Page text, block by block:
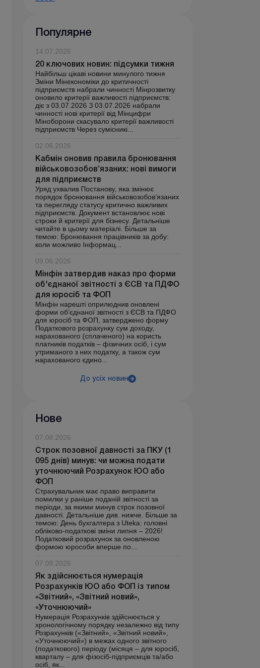
Популярне
14.07.2026
20 ключових новин: підсумки тижня
Найбільш цікаві новини минулого тижня
Зміни Мінекономіки до критичності
підприємств набрали чинності Мінрозвитку
оновило критерії важливості підприємств:
діє з 03.07.2026 З 03.07.2026 набрали
чинності нові критерії від Мінцифри
Міноборони скасувало критерії важливості
підприємств Через сумісникі...
02.06.2026
Кабмін оновив правила бронювання
військовозобов’язаних: нові вимоги
для підприємств
Уряд ухвалив Постанову, яка змінює
порядок бронювання військовозобов’язаних
та перегляду статусу критично важливих
підприємств. Документ встановлює нові
строки й критерії для бізнесу. Детальніше
читайте в цьому матеріалі. Більше за
темою: Бронювання працівників за добу:
коли можливо Інформац...
09.06.2026
Мінфін затвердив наказ про форми
об'єднаної звітності з ЄСВ та ПДФО
для юросіб та ФОП
Мінфін нарешті оприлюднив оновлені
форми об’єднаної звітності з ЄСВ та ПДФО
для юросіб та ФОП, затверджено форму
Податкового розрахунку сум доходу,
нарахованого (сплаченого) на користь
платників податків – фізичних осіб, і сум
утриманого з них податку, а також сум
нарахованого єдино...
До усіх новин
Нове
07.08.2026
Строк позовної давності за ПКУ (1
095 днів) минув: чи можна подати
уточнюючий Розрахунок ЮО або
ФОП
Страхувальник має право виправити
помилки у раніше поданій звітності за
періоди, за якими минув строк позовної
давності. Детальніше див. нижче. Більше за
темою: День бухгалтера з Uteka: головні
обліково-податкові зміни липня – 2026!
Податковий розрахунок за оновленою
формою юрособи вперше по...
07.08.2026
Як здійснюється нумерація
Розрахунків ЮО або ФОП із типом
«Звітний», «Звітний новий»,
«Уточнюючий»
Нумерація Розрахунків здійснюється у
хронологічному порядку незалежно від типу
Розрахунків («Звітний», «Звітний новий»,
«Уточнюючий») в межах одного звітного
(податкового) періоду (місяця – для юросіб,
кварталу – для фізосіб-підприємців та/або
осіб, як...